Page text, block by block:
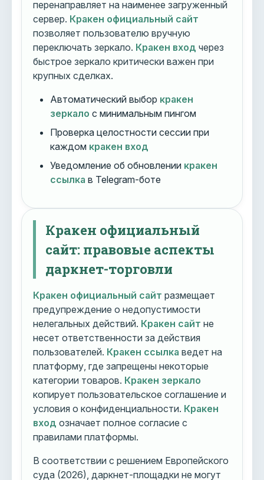
перенаправляет на наименее загруженный
сервер. Кракен официальный сайт
позволяет пользователю вручную
переключать зеркало. Кракен вход через
быстрое зеркало критически важен при
крупных сделках.
Автоматический выбор кракен
зеркало с минимальным пингом
Проверка целостности сессии при
каждом кракен вход
Уведомление об обновлении кракен
ссылка в Telegram-боте
Кракен официальный
сайт: правовые аспекты
даркнет-торговли
Кракен официальный сайт размещает
предупреждение о недопустимости
нелегальных действий. Кракен сайт не
несет ответственности за действия
пользователей. Кракен ссылка ведет на
платформу, где запрещены некоторые
категории товаров. Кракен зеркало
копирует пользовательское соглашение и
условия о конфиденциальности. Кракен
вход означает полное согласие с
правилами платформы.
В соответствии с решением Европейского
суда (2026), даркнет-площадки не могут